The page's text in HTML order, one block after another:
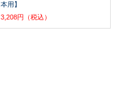
本用】
3,208円（税込）